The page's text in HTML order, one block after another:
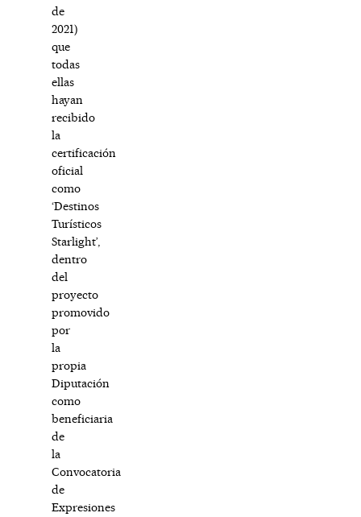
de
2021)
que
todas
ellas
hayan
recibido
la
certificación
oficial
como
‘Destinos
Turísticos
Starlight’,
dentro
del
proyecto
promovido
por
la
propia
Diputación
como
beneficiaria
de
la
Convocatoria
de
Expresiones